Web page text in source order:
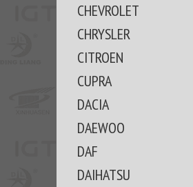
CHEVROLET
CHRYSLER
CITROEN
CUPRA
DACIA
DAEWOO
DAF
DAIHATSU